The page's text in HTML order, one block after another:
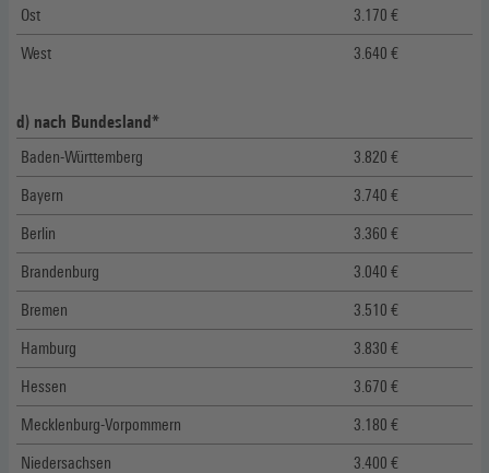
Ost 3.170 €
West 3.640 €
d) nach Bundesland*
Baden-Württemberg 3.820 €
Bayern 3.740 €
Berlin 3.360 €
Brandenburg 3.040 €
Bremen 3.510 €
Hamburg 3.830 €
Hessen 3.670 €
Mecklenburg-Vorpommern 3.180 €
Niedersachsen 3.400 €